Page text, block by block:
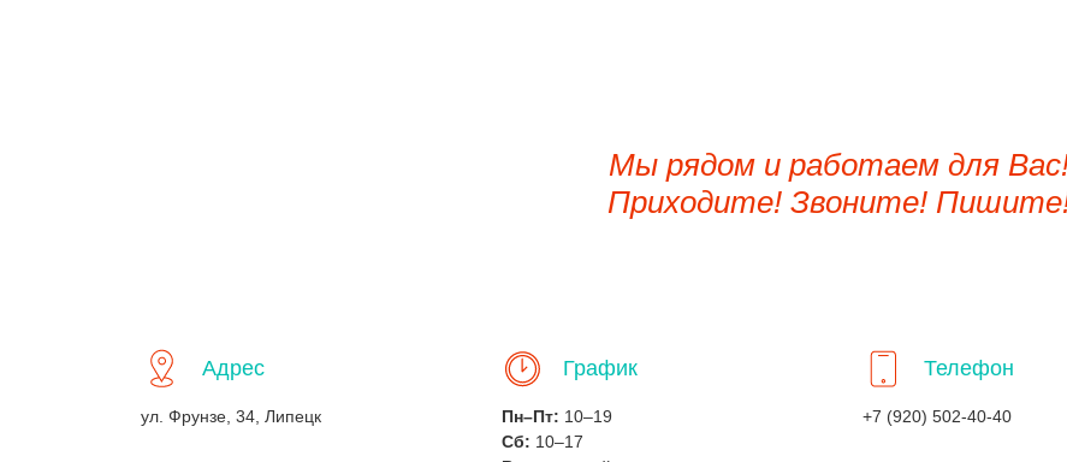
Мы рядом и работаем для
Приходите! Звоните!
Адрес
ул. Фрунзе, 34, Липецк
График
Пн–Пт: 10–19
Сб: 10–17
Телефон
+7 (920) 502-40-40